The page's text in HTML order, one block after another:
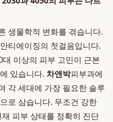
생물학적 변화를 겪습니다.
티에이징의 첫걸음입니다.
이상의 피부 고민이 근본
있습니다. 차앤박피부과에
각 세대에 가장 필요한 솔루
로 삼습니다. 무조건 강한
피부 상태를 정확히 진단